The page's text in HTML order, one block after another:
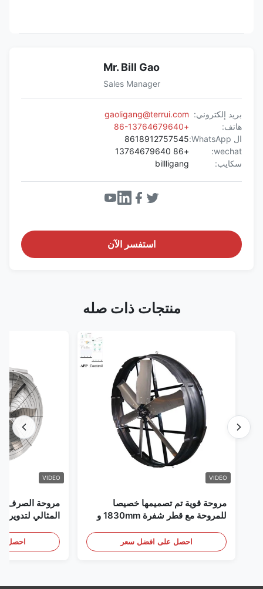
Mr. Bill Gao
Sales Manager
بريد إلكتروني: gaoligang@terrui.com
هاتف:
+86-13764679640
ال WhatsApp:
8618912757545
wechat:
+86 13764679640
سكايب:
billligang
استفسر الآن
منتجات ذات صله
VIDEO
مروحة قوية تم تصميمها خصيصا
للمروحة مع قطر شفرة 1830mm و
احصل على افضل سعر
VIDEO
مروحة الصرف
المثالي لتدوير
احصل